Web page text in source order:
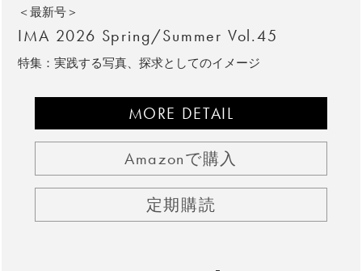
＜最新号＞
IMA 2026 Spring/Summer Vol.45
特集：実践する写真、探求としてのイメージ
MORE DETAIL
Amazonで購入
定期購読